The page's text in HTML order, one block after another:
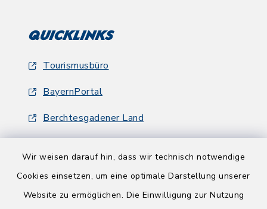
Wir weisen darauf hin, dass wir technisch notwendige
Cookies einsetzen, um eine optimale Darstellung unserer
Website zu ermöglichen. Die Einwilligung zur Nutzung
Quicklinks
Tourismusbüro
BayernPortal
Berchtesgadener Land